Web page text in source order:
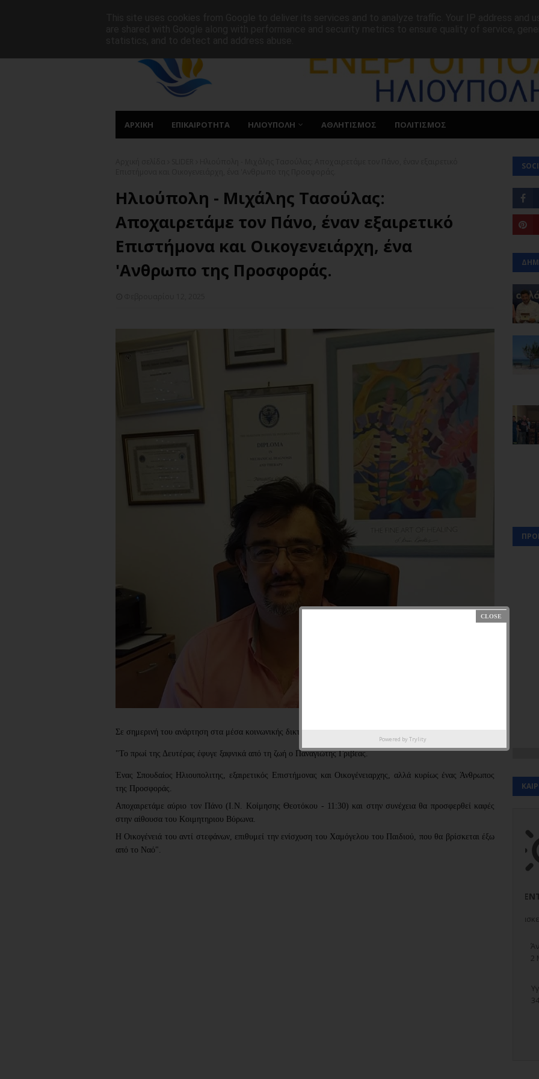
ΑΡΧΙΚΗ ΕΠΙΚΑΙΡΟΤΗΤΑ ΗΛΙΟΥΠΟΛΗ ΑΘΛΗΤΙΣΜΟΣ ΠΟΛΙΤΙΣΜΟΣ
Ηλιούπολη - Μιχάλης Τασούλας:
Αποχαιρετάμε τον Πάνο, έναν εξαιρετικό
Επιστήμονα και Οικογενειάρχη, ένα
'Aνθρωπο της Προσφοράς.
Σε σημερινή του ανάρτηση στα μέσα κοινωνικής δικτύωσης ο συμπολίτης μας Μιχάλης Τασούλας αναφέρει:
"Το πρωί της Δευτέρας έφυγε ξαφνικά από τη ζωή ο Παναγιώτης Γριβεας.
Ένας Σπουδαίος Ηλιουπολιτης, εξαιρετικός Επιστήμονας και Οικογένειαρχης, αλλά κυρίως ένας Άνθρωπος
της Προσφοράς.
Αποχαιρετάμε αύριο τον Πάνο (Ι.Ν. Κοίμησης Θεοτόκου - 11:30) και στην συνέχεια θα προσφερθεί καφές
στην αίθουσα του Κοιμητηριου Βύρωνα.
Η Οικογένειά του αντί στεφάνων, επιθυμεί την ενίσχυση του Χαμόγελου του Παιδιού, που θα βρίσκεται έξω
από το Ναό".
Powered byTrylity